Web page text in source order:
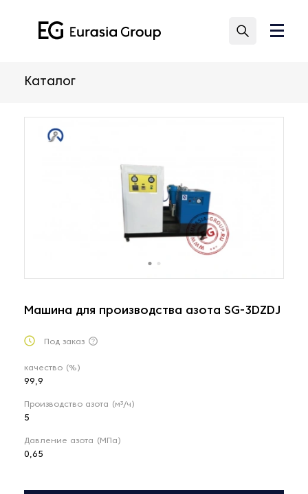
Каталог
Машина для производства азота SG-3DZDJ
Под заказ
качество (%)
99,9
Производство азота (м³/ч)
5
Давление азота (МПа)
0,65